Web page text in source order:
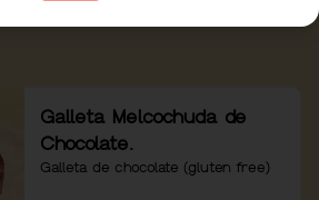
Galleta Melcochuda de
Chocolate.
Galleta de chocolate (gluten free)